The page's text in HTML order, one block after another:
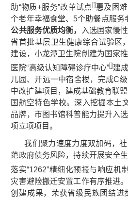
助“物质+服务”改革试点 []惠及困
个老年幸福食堂、5个助餐点服务
公共服务优质均衡，
入选国家慢
省首批基层卫生健康综合试验区
建设，小龙潭卫生院创建为国家
医院“高级认知障碍诊疗中心”[] 建
儿园、开远一中宿舍楼，完成C
中改扩建项目，建成基础教育联
国航空特色学校。深入挖掘本土
品牌，市图书馆科普能力提升入
项立项项目。
我们聚力速度力度双加码，
范政府债务风险，持续开展安全
落实“1262”精细化预报与响应机制
灾害避险搬迁安置工作有序推进
创建成果，荣获省级民族团结进